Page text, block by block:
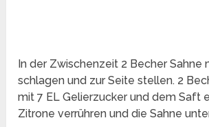
In der Zwischenzeit 2 Becher Sahne
schlagen und zur Seite stellen. 2
mit 7 EL Gelierzucker und dem Saft
Zitrone verrühren und die Sahne